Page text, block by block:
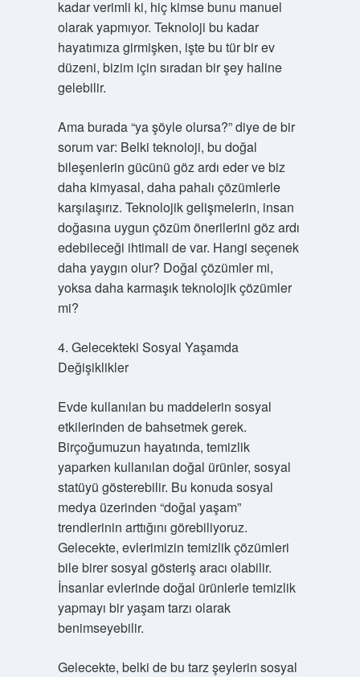
kadar verimli ki, hiç kimse bunu manuel
olarak yapmıyor. Teknoloji bu kadar
hayatımıza girmişken, işte bu tür bir ev
düzeni, bizim için sıradan bir şey haline
gelebilir.
Ama burada “ya şöyle olursa?” diye de bir
sorum var: Belki teknoloji, bu doğal
bileşenlerin gücünü göz ardı eder ve biz
daha kimyasal, daha pahalı çözümlerle
karşılaşırız. Teknolojik gelişmelerin, insan
doğasına uygun çözüm önerilerini göz ardı
edebileceği ihtimali de var. Hangi seçenek
daha yaygın olur? Doğal çözümler mi,
yoksa daha karmaşık teknolojik çözümler
mi?
4. Gelecekteki Sosyal Yaşamda
Değişiklikler
Evde kullanılan bu maddelerin sosyal
etkilerinden de bahsetmek gerek.
Birçoğumuzun hayatında, temizlik
yaparken kullanılan doğal ürünler, sosyal
statüyü gösterebilir. Bu konuda sosyal
medya üzerinden “doğal yaşam”
trendlerinin arttığını görebiliyoruz.
Gelecekte, evlerimizin temizlik çözümleri
bile birer sosyal gösteriş aracı olabilir.
İnsanlar evlerinde doğal ürünlerle temizlik
yapmayı bir yaşam tarzı olarak
benimseyebilir.
Gelecekte, belki de bu tarz şeylerin sosyal